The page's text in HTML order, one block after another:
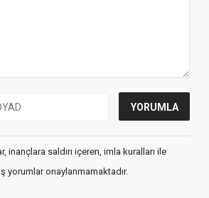
saldırı içeren, imla kuralları ile
yorumlar onaylanmamaktadır.